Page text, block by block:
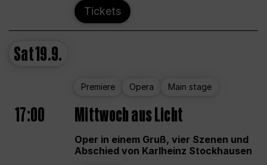
Tickets
Sat19.9.
Premiere Opera Main stage
17:00 Mittwoch aus Licht
Oper in einem Gruß, vier Szenen und
Abschied von Karlheinz Stockhausen